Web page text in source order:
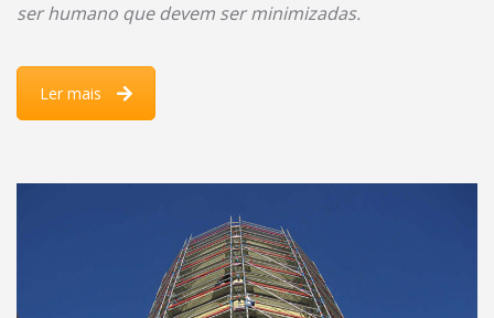
ser humano que devem ser minimizadas.
Ler mais